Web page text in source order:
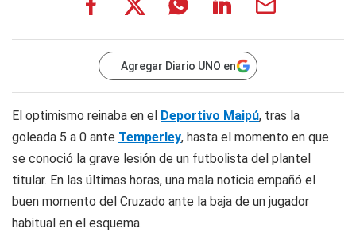
Agregar Diario UNO en
El optimismo reinaba en el Deportivo Maipú, tras la
goleada 5 a 0 ante Temperley, hasta el momento en que
se conoció la grave lesión de un futbolista del plantel
titular. En las últimas horas, una mala noticia empañó el
buen momento del Cruzado ante la baja de un jugador
habitual en el esquema.